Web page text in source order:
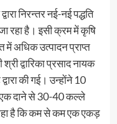
निरन्तर नई-नई पद्धति
रहा है। इसी क्रम में कृषि
में अधिक उत्पादन प्राप्त
द्वारिका प्रसाद नायक
की गई। उन्होंने 10
एक दाने से 30-40 कल्ले
है कि कम से कम एक एकड़